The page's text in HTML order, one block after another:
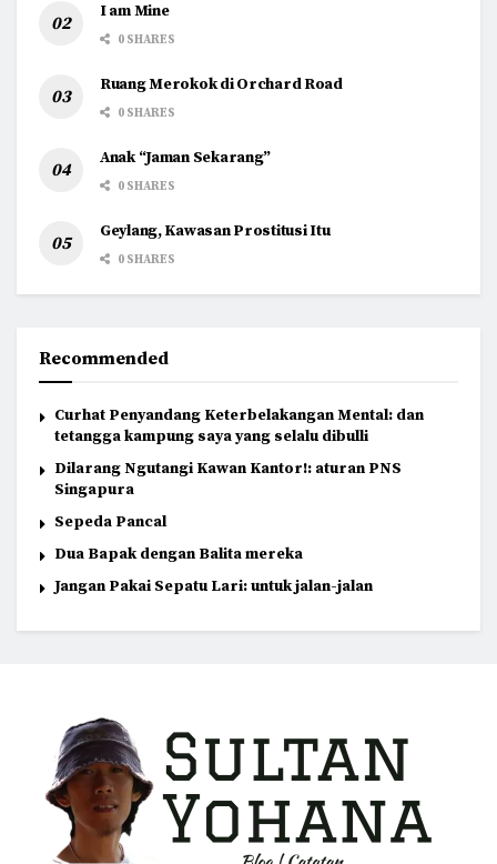
I am Mine
0 SHARES
Ruang Merokok di Orchard Road
0 SHARES
Anak “Jaman Sekarang”
0 SHARES
Geylang, Kawasan Prostitusi Itu
0 SHARES
Recommended
Curhat Penyandang Keterbelakangan Mental: dan
tetangga kampung saya yang selalu dibulli
Dilarang Ngutangi Kawan Kantor!: aturan PNS
Singapura
Sepeda Pancal
Dua Bapak dengan Balita mereka
Jangan Pakai Sepatu Lari: untuk jalan-jalan